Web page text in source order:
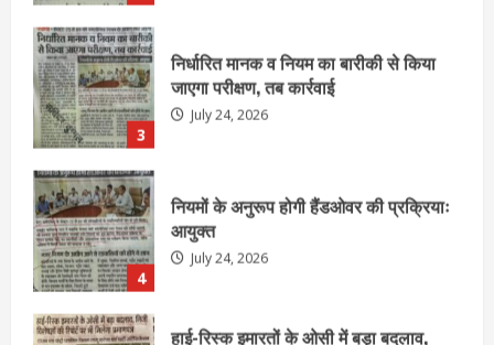
3
4
नियमों के अनुरूप होगी हैंडओवर की प्रक्रियाः
आयुक्त
5
हाई-रिस्क इमारतों के ओसी में बड़ा बदलाव,
निजीविशेषज्ञों की रिपोर्ट पर भी मिलेगा